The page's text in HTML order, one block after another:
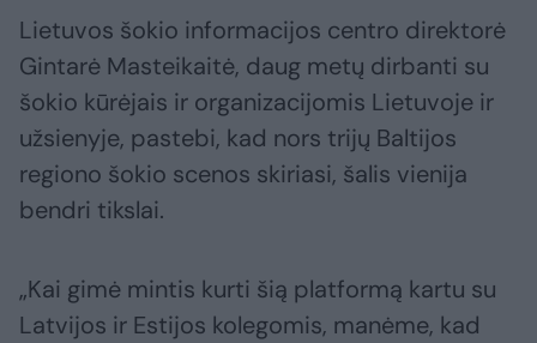
Lietuvos šokio informacijos centro direktorė
Gintarė Masteikaitė, daug metų dirbanti su
šokio kūrėjais ir organizacijomis Lietuvoje ir
užsienyje, pastebi, kad nors trijų Baltijos
regiono šokio scenos skiriasi, šalis vienija
bendri tikslai.
„Kai gimė mintis kurti šią platformą kartu su
Latvijos ir Estijos kolegomis, manėme, kad